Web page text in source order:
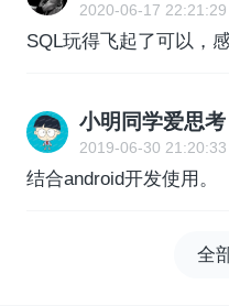
2020-06-17 22:21:29
SQL玩得飞起了可以，
小明同学爱思考
2019-06-30 21:20:33
结合android开发使用。
全